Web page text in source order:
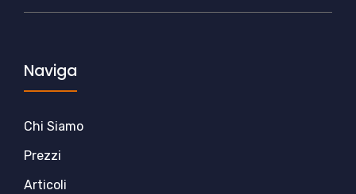
Naviga
Chi Siamo
Prezzi
Articoli